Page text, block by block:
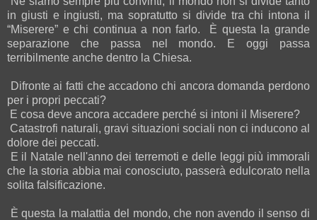
in giusti e ingiusti, ma sopratutto si divide tra chi intona il
“Miserere” e chi continua a non farlo. È questa la grande
separazione che passa nel mondo. E oggi passa
terribilmente anche dentro la Chiesa.
Difronte ai fatti che accadono chi ancora domanda perdono
per i propri peccati?
E cosa deve ancora accadere perché si intoni il Miserere?
Catastrofi naturali, gravi situazioni sociali non ci inducono al
dolore dei peccati.
E il Natale nell'anno dei terremoti e delle leggi più immorali
che la storia abbia mai conosciuto, passerà edulcorato nella
solita falsificazione.
È questa la malattia del mondo, che non avendo il senso di